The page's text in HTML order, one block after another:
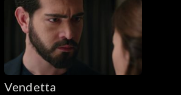
Vendetta